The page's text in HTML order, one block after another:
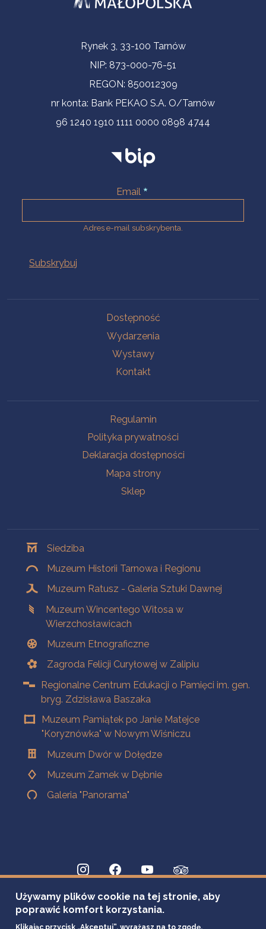
Informacje kontaktoweRynek 3, 33-100 Tarnów
NIP: 873-000-76-51
REGON: 850012309
nr konta: Bank PEKAO S.A. O/Tarnów
96 1240 1910 1111 0000 0898 4744
Email
Adres e-mail subskrybenta.
Dostępność
Wydarzenia
Wystawy
Kontakt
Regulamin
Polityka prywatności
Deklaracja dostępności
Mapa strony
Sklep
Siedziba
Muzeum Historii Tarnowa i Regionu
Muzeum Ratusz - Galeria Sztuki Dawnej
Muzeum Wincentego Witosa w
Wierzchosławicach
Muzeum Etnograficzne
Zagroda Felicji Curyłowej w Zalipiu
Regionalne Centrum Edukacji o Pamięci im. gen.
bryg. Zdzisława Baszaka
Muzeum Pamiątek po Janie Matejce
"Koryznówka" w Nowym Wiśniczu
Muzeum Dwór w Dołędze
Muzeum Zamek w Dębnie
Galeria "Panorama"
Używamy plików cookie na tej stronie, aby
poprawić komfort korzystania.
Klikając przycisk „Akceptuj”, wyrażasz na to zgodę.